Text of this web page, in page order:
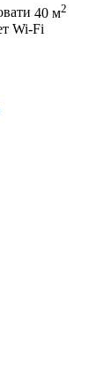
40 м2
Wi-Fi